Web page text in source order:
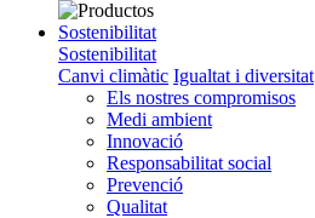
Sostenibilitat
Sostenibilitat
Canvi climàtic Igualtat i diversitat
Els nostres compromisos
Medi ambient
Innovació
Responsabilitat social
Prevenció
Qualitat